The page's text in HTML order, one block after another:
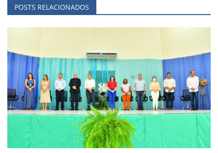
POSTS RELACIONADOS